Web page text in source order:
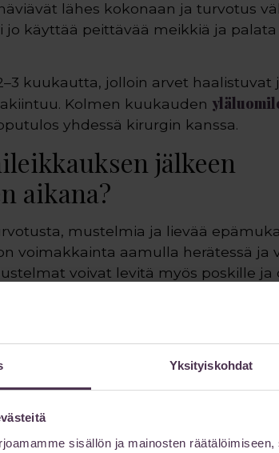
Yksityiskohdat
sisällön ja mainosten
lähes kokonaan ja turvotus
jo käyttää peittävää meikkiä ja palata
kuukautta, jolloin arvet haalistuvat
Kolmen kuukauden
yhdessä kirurgin kanssa.
jälkeen
aikana?
mustelmia ja lievää
voimakkainta aamulla herätessä ja
voivat levitä myös poskille ja
20 minuutin jaksoissa 2–3
ajan. Tämä vähentää turvotusta ja
särkylääkkeillä, sillä
ja levätä puoli-istuvassa asennossa